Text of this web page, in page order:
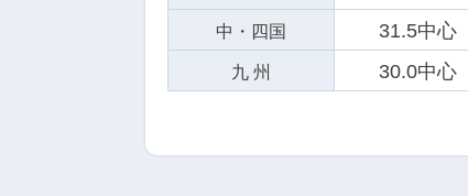
中・四国 31.5中心
九 州 30.0中心